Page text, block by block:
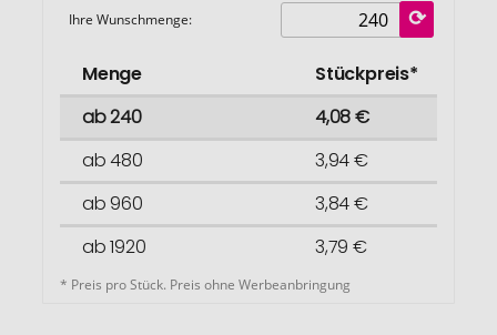
Ihre Wunschmenge:
Menge
Stückpreis*
ab 240
4,08 €
ab 480
3,94 €
ab 960
3,84 €
ab 1920
3,79 €
* Preis pro Stück. Preis ohne Werbeanbringung